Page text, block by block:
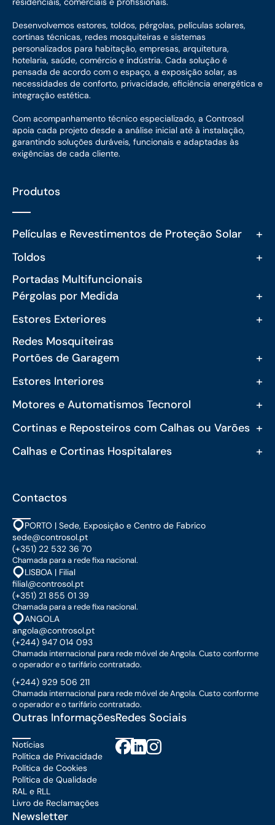
Desenvolvemos estores, toldos, pérgolas, películas solares,
cortinas técnicas, redes mosquiteiras e sistemas
personalizados para habitação, empresas, arquitetura,
hotelaria, saúde, comércio e indústria. Cada solução é
pensada de acordo com o espaço, a exposição solar, as
necessidades de conforto, privacidade, eficiência energética e
integração estética.
Com acompanhamento técnico especializado, a Controsol
apoia cada projeto desde a análise inicial até à instalação,
garantindo soluções duráveis, funcionais e adaptadas às
exigências de cada cliente.
Produtos
Películas e Revestimentos de Proteção Solar +
Toldos +
Portadas Multifuncionais
Pérgolas por Medida
+
Estores Exteriores +
Redes Mosquiteiras
Portões de Garagem
+
Estores Interiores +
Motores e Automatismos Tecnorol +
Cortinas e Reposteiros com Calhas ou Varões +
Calhas e Cortinas Hospitalares +
Contactos
PORTO | Sede, Exposição e Centro de Fabrico
sede@controsol.pt
(+351) 22 532 36 70
Chamada para a rede fixa nacional.
LISBOA | Filial
filial@controsol.pt
(+351) 21 855 01 39
Chamada para a rede fixa nacional.
ANGOLA
angola@controsol.pt
(+244) 947 014 093
Chamada internacional para rede móvel de Angola. Custo conforme
o operador e o tarifário contratado.
(+244) 929 506 211
Chamada internacional para rede móvel de Angola. Custo conforme
o operador e o tarifário contratado.
Outras Informações
Notícias
Política de Privacidade
Política de Cookies
Política de Qualidade
RAL e RLL
Livro de Reclamações
Redes Sociais
Newsletter